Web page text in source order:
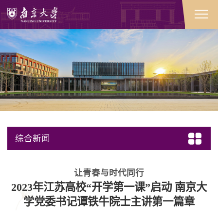
综合新闻
让青春与时代同行
2023年江苏高校“开学第一课”启动 南京大
学党委书记谭铁牛院士主讲第一篇章